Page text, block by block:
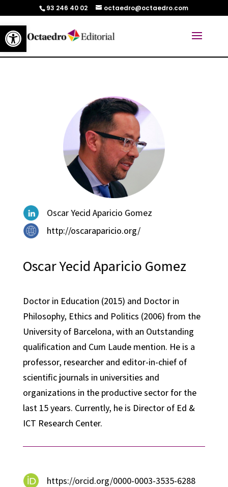
Abrir barra de herramientas
93 246 40 02 octaedro@octaedro.com
Oscar Yecid Aparicio Gomez
http://oscaraparicio.org/
Oscar Yecid Aparicio Gomez
Doctor in Education (2015) and Doctor in
Philosophy, Ethics and Politics (2006) from the
University of Barcelona, with an Outstanding
qualification and Cum Laude mention. He is a
professor, researcher and editor-in-chief of
scientific journals in universities and
organizations in the productive sector for the
last 15 years. Currently, he is Director of Ed &
ICT Research Center.
https://orcid.org/0000-0003-3535-6288